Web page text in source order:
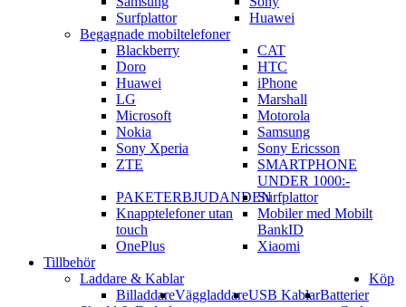
Surfplattor
Huawei
Begagnade mobiltelefoner
Blackberry
CAT
Doro
HTC
Huawei
iPhone
LG
Marshall
Microsoft
Motorola
Nokia
Samsung
Sony Xperia
Sony Ericsson
ZTE
SMARTPHONE
UNDER 1000:-
PAKETERBJUDANDENSurfplattor
Knapptelefoner utan
touch
Mobiler med Mobilt
BankID
OnePlus
Xiaomi
Tillbehör
Laddare & Kablar
BilladdareVäggladdareUSB KablarBatterier
Köp